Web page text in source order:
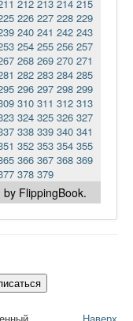
212 213 214 215
226 227 228 229
240 241 242 243
254 255 256 257
268 269 270 271
282 283 284 285
296 297 298 299
310 311 312 313
324 325 326 327
338 339 340 341
352 353 354 355
366 367 368 369
378 379
FlippingBook.